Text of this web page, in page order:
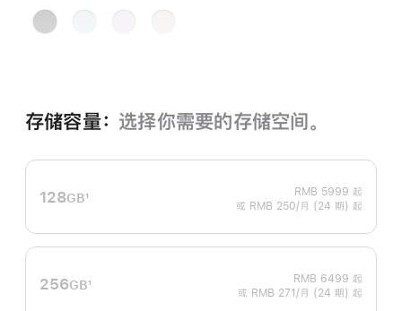
深
存储容量： 选择你需要的存储空间。
128GB
注
1
RMB 5999 起
或 RMB 250/月 (24 期) 起
256GB1
RMB 6499 起
或 RMB 271/月 (24 期) 起